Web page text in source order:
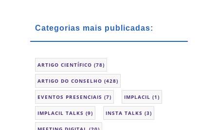
Categorias mais publicadas:
ARTIGO CIENTÍFICO (78)
ARTIGO DO CONSELHO (428)
EVENTOS PRESENCIAIS (7) IMPLACIL (1)
IMPLACIL TALKS (9) INSTA TALKS (3)